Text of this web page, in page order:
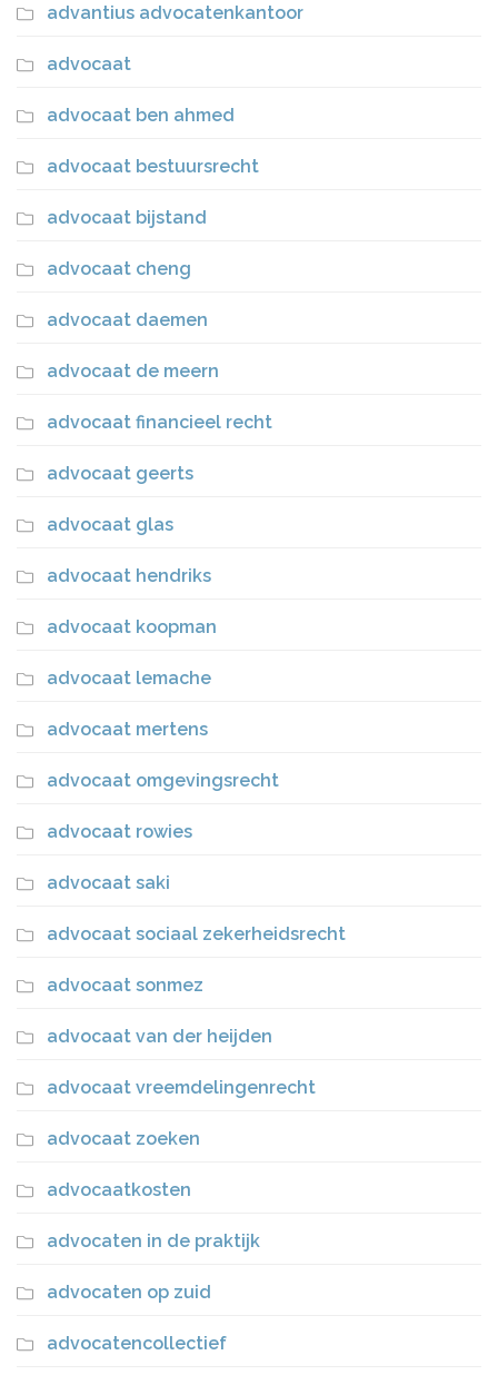
advantius advocatenkantoor
advocaat
advocaat ben ahmed
advocaat bestuursrecht
advocaat bijstand
advocaat cheng
advocaat daemen
advocaat de meern
advocaat financieel recht
advocaat geerts
advocaat glas
advocaat hendriks
advocaat koopman
advocaat lemache
advocaat mertens
advocaat omgevingsrecht
advocaat rowies
advocaat saki
advocaat sociaal zekerheidsrecht
advocaat sonmez
advocaat van der heijden
advocaat vreemdelingenrecht
advocaat zoeken
advocaatkosten
advocaten in de praktijk
advocaten op zuid
advocatencollectief